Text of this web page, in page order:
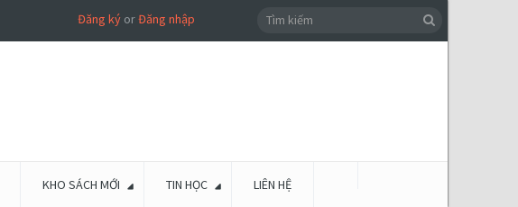
Đăng kýorĐăng nhập
KHO SÁCH MỚI TIN HỌC LIÊN HỆ